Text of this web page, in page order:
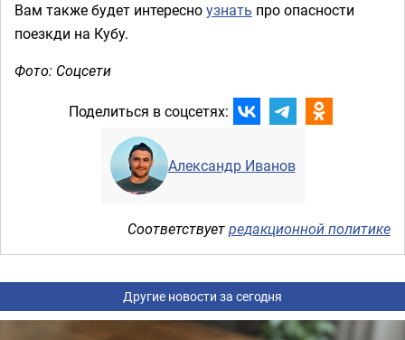
Вам также будет интересноузнать про опасности
поезкди на Кубу.
Фото: Соцсети
Поделиться в соцсетях:
Александр Иванов
Соответствуетредакционной политике
Другие новости за сегодня